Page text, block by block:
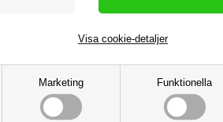
Marketing Funktionella
Visa cookie-detaljer